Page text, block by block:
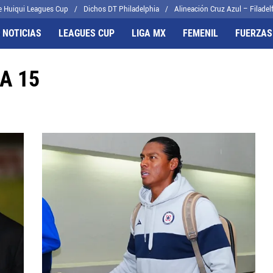
Huiqui Leagues Cup Dichos DT Philadelphia Alineación Cruz Azul –
LEAGUES CUP LIGA MX FEMENIL
15